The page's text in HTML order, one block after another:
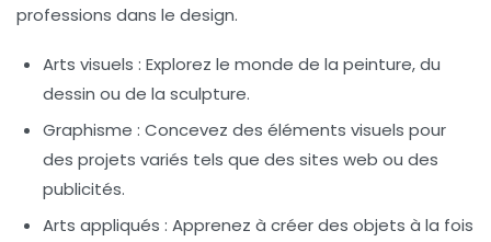
professions dans le design.
Arts visuels : Explorez le monde de la peinture, du
dessin ou de la sculpture.
Graphisme : Concevez des éléments visuels pour
des projets variés tels que des sites web ou des
publicités.
Arts appliqués : Apprenez à créer des objets à la fois